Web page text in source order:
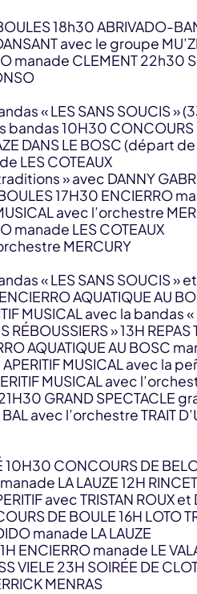
18h30 ABRIVADO-
avec le groupe
manade CLEMENT 22h30
« LES SANS SOUCIS »
10H30 CONCOURS
DANS LE BOSC (départ
LES COTEAUX
» avec DANNY
17H30 ENCIERRO
avec l’orchestre
manade LES COTEAUX
MERCURY
« LES SANS SOUCIS »
AQUATIQUE AU
MUSICAL avec la bandas «
RÉBOUSSIERS » 13H REPAS
AQUATIQUE AU BOSC
MUSICAL avec la
MUSICAL avec
21H30 GRAND SPECTACLE
avec l’orchestre TRAIT
10H30 CONCOURS DE
LA LAUZE 12H
avec TRISTAN ROUX et
DE BOULE 16H LOTO
manade LA LAUZE
ENCIERRO manade LE
VIELE 23H SOIRÉE DE
MENRAS